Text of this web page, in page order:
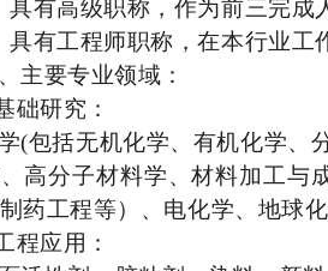
具有高级职称，作为前三完成
具有工程师职称，在本行业工
主要专业领域：
础研究：
(包括无机化学、有机化学、
高分子材料学、材料加工与
药工程等）、电化学、地球
程应用：